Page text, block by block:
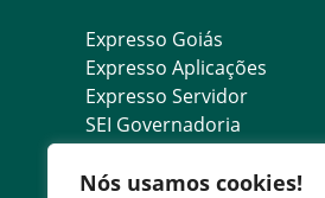
Nós usamos cookies!
Expresso Goiás
Expresso Aplicações
Expresso Servidor
SEI Governadoria
Escola de Governo